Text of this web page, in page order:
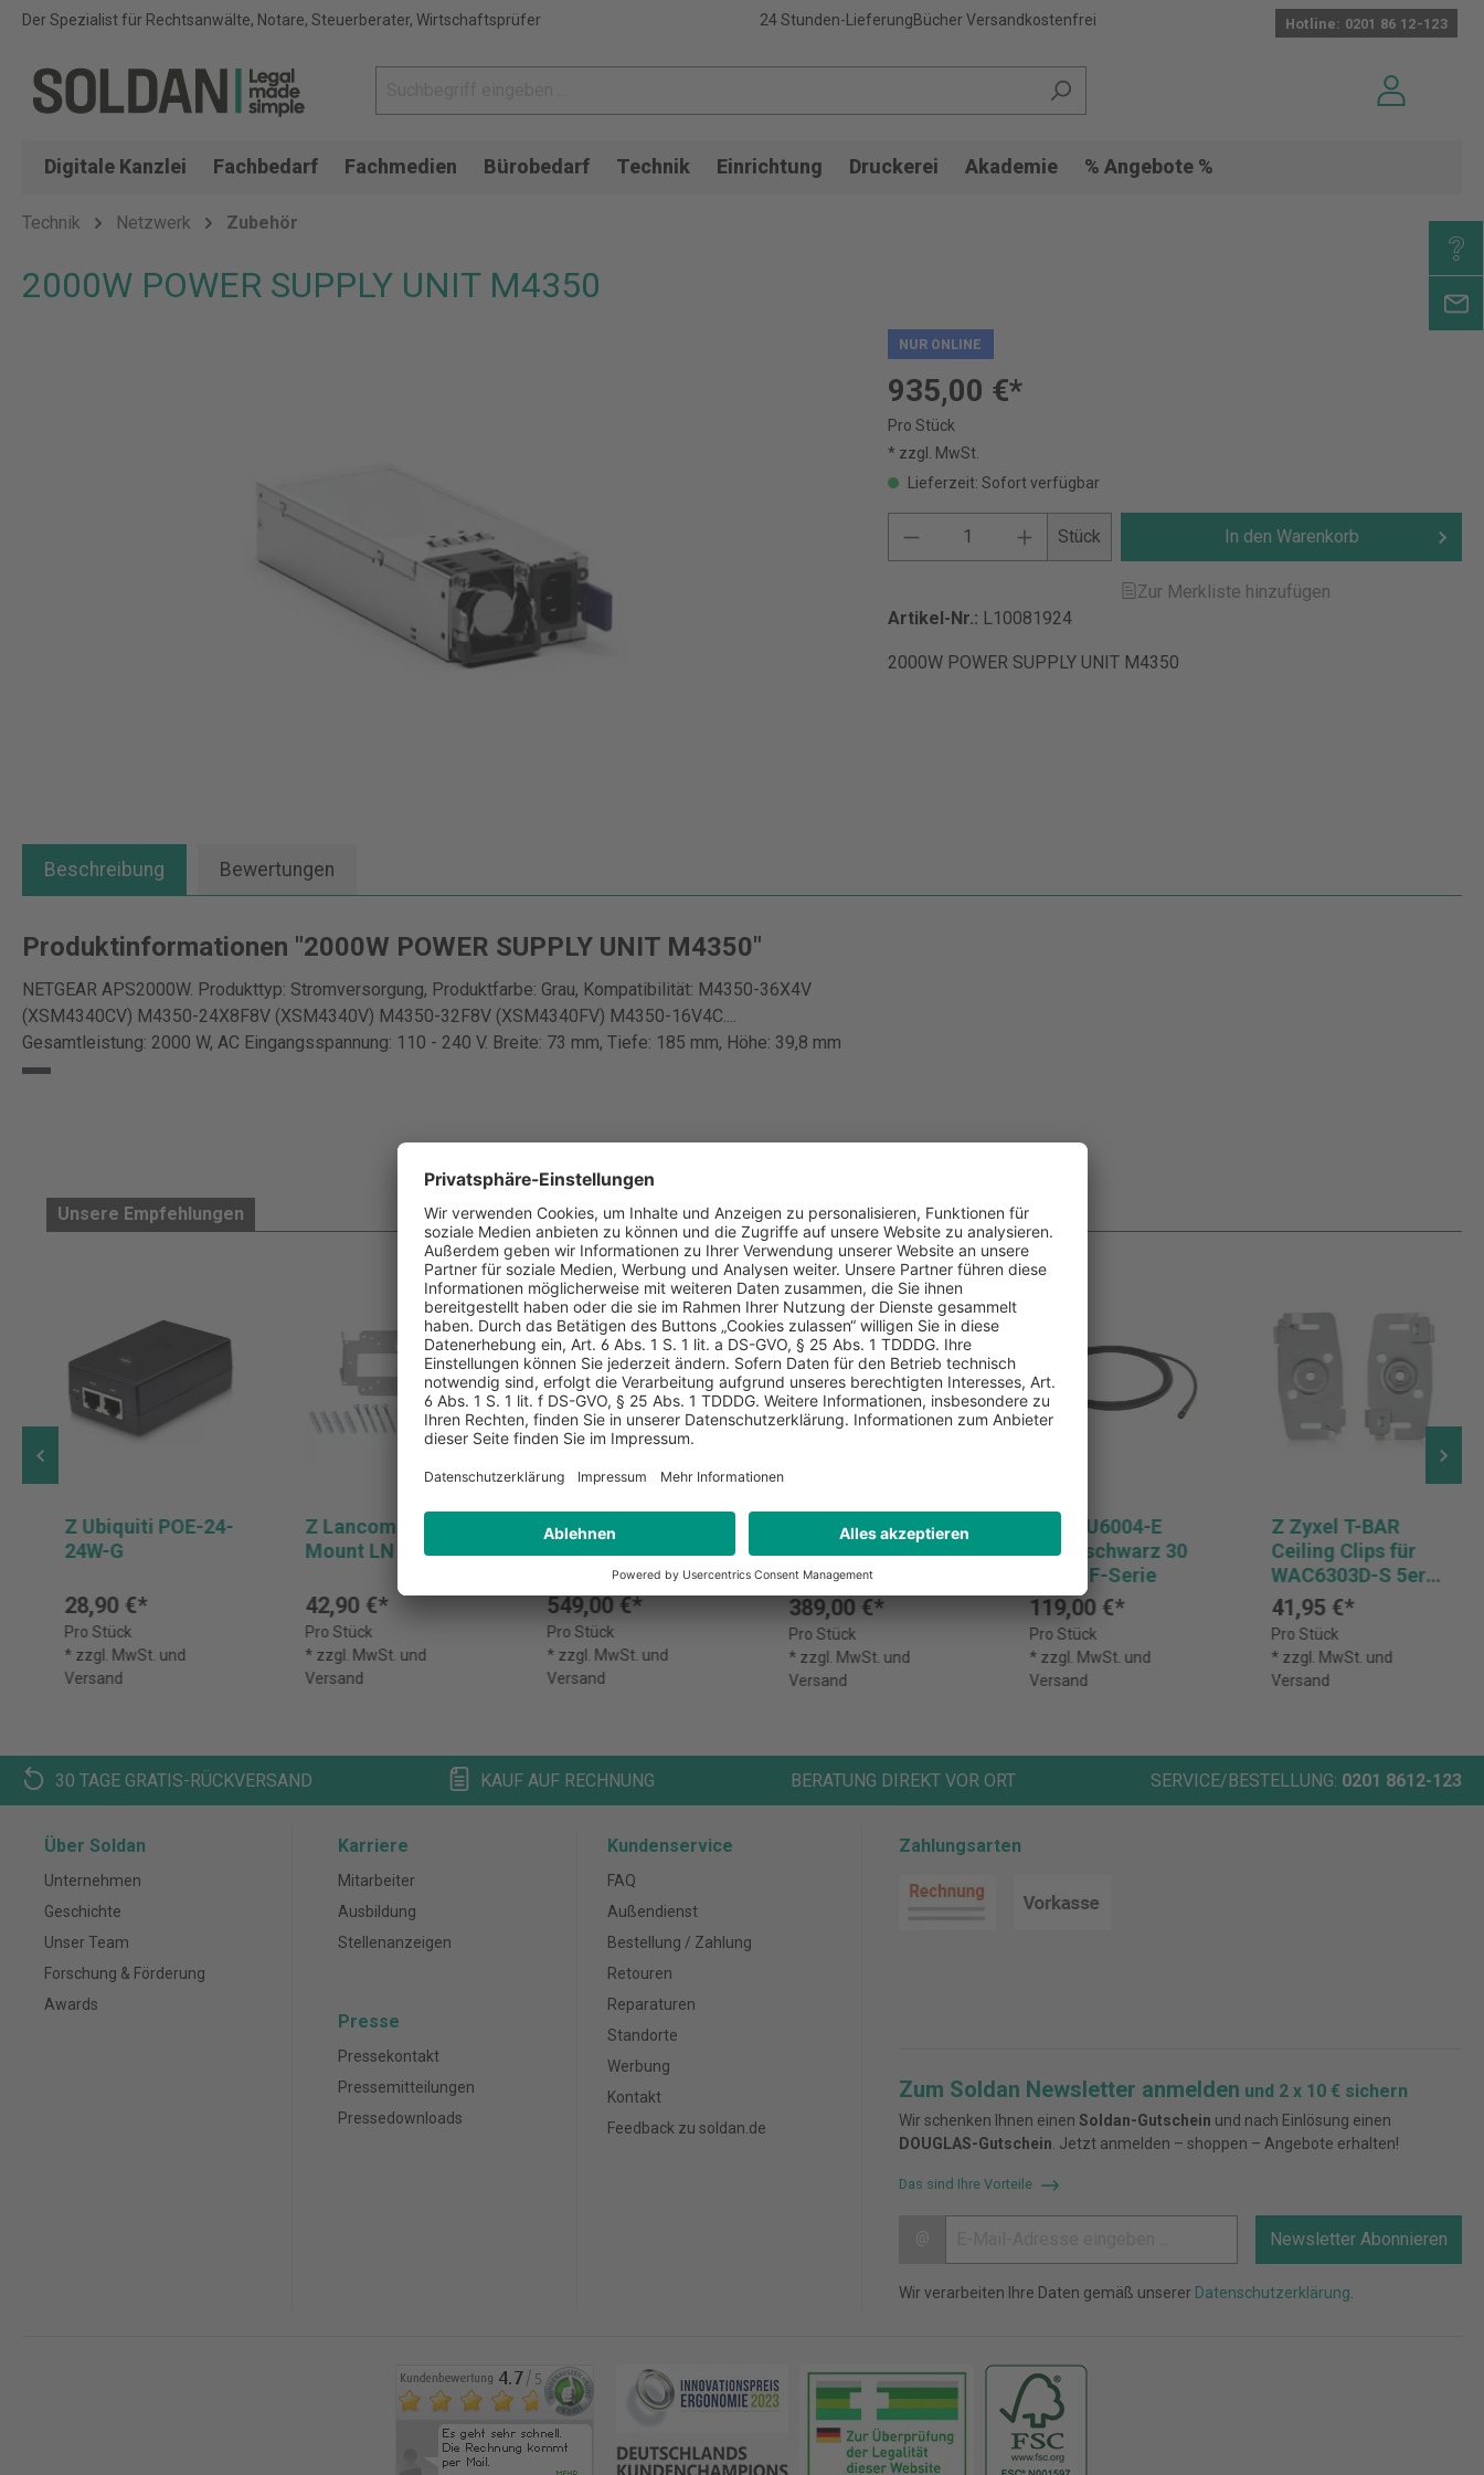
Der Spezialist für Rechtsanwälte, Notare, Steuerberater, Wirtschaftsprüfer 24 Stunden-LieferungBücher Versandkostenfrei Hotline: 0201 86 12-123
Digitale Kanzlei Fachbedarf Fachmedien Bürobedarf Technik Einrichtung Druckerei Akademie % Angebote %
Technik Netzwerk Zubehör
2000W POWER SUPPLY UNIT M4350
NUR ONLINE
935,00 €*
Pro Stück
* zzgl. MwSt.
Lieferzeit: Sofort verfügbar
Stück In den Warenkorb
Zur Merkliste hinzufügen
Artikel-Nr.: L10081924
2000W POWER SUPPLY UNIT M4350
Beschreibung Bewertungen
Produktinformationen "2000W POWER SUPPLY UNIT M4350"
NETGEAR APS2000W. Produkttyp: Stromversorgung, Produktfarbe: Grau, Kompatibilität: M4350-36X4V
(XSM4340CV) M4350-24X8F8V (XSM4340V) M4350-32F8V (XSM4340FV) M4350-16V4C....
Gesamtleistung: 2000 W, AC Eingangsspannung: 110 - 240 V. Breite: 73 mm, Tiefe: 185 mm, Höhe: 39,8 mm
Unsere Empfehlungen
Z Ubiquiti POE-24-
24W-G
28,90 €*
Pro Stück
* zzgl. MwSt. und
Versand
Z Lancom Wall
Mount LN
42,90 €*
Pro Stück
* zzgl. MwSt. und
Versand
Reolink NVS8-
8MB4 PoE System
549,00 €*
Pro Stück
* zzgl. MwSt. und
Versand
IPCam FCS-5212 Z
4x Bullet 6MP
H.265 IR 18W PoE
389,00 €*
Pro Stück
* zzgl. MwSt. und
Versand
Axis TU6004-E
Kabel schwarz 30
Meter F-Serie
119,00 €*
Pro Stück
* zzgl. MwSt. und
Versand
Z Zyxel T-BAR
Ceiling Clips für
WAC6303D-S 5er
Pack
41,95 €*
Pro Stück
* zzgl. MwSt. und
Versand
30 TAGE GRATIS-RÜCKVERSAND KAUF AUF RECHNUNG BERATUNG DIREKT VOR ORT SERVICE/BESTELLUNG: 0201 8612-123
Über Soldan
Unternehmen
Geschichte
Unser Team
Forschung & Förderung
Awards
Karriere
Mitarbeiter
Ausbildung
Stellenanzeigen
Presse
Pressekontakt
Pressemitteilungen
Pressedownloads
Kundenservice
FAQ
Außendienst
Bestellung / Zahlung
Retouren
Reparaturen
Standorte
Werbung
Kontakt
Feedback zu soldan.de
Zahlungsarten
Zum Soldan Newsletter anmelden und 2 x 10 € sichern
Wir schenken Ihnen einen Soldan-Gutschein und nach Einlösung einen
DOUGLAS-Gutschein . Jetzt anmelden – shoppen – Angebote erhalten!
Das sind Ihre Vorteile
Newsletter Abonnieren
Wir verarbeiten Ihre Daten gemäß unserer Datenschutzerklärung